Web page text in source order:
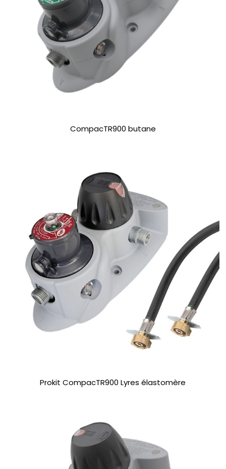
CompacTR900 butane
Prokit CompacTR900 Lyres élastomère